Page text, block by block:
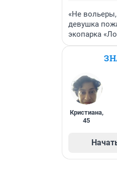
«Не
девушка
экопарка
Кристиана,
45